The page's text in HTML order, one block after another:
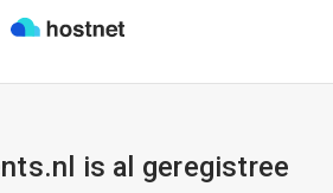
is al geregistree